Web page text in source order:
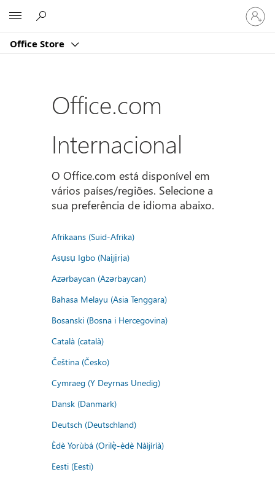
Office Store
Iniciar
sessão
na
Office.com
Internacional
O Office.com está disponível em
vários países/regiões. Selecione a
sua preferência de idioma abaixo.
Afrikaans (Suid-Afrika)
Asụsụ Igbo (Naịjịrịa)
Azərbaycan (Azərbaycan)
Bahasa Melayu (Asia Tenggara)
Bosanski (Bosna i Hercegovina)
Català (català)
Čeština (Česko)
Cymraeg (Y Deyrnas Unedig)
Dansk (Danmark)
Deutsch (Deutschland)
Èdè Yorùbá (Orilẹ̀-èdè Nàìjíríà)
Eesti (Eesti)